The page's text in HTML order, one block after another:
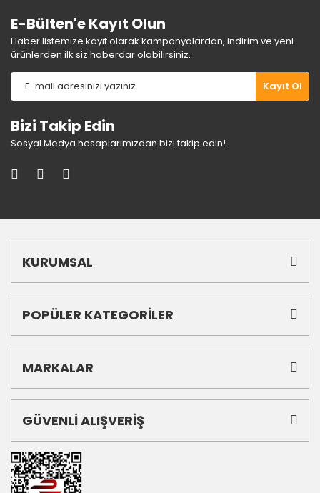
E-Bülten'e Kayıt Olun
Haber listemize kayıt olarak kampanyalardan, indirim ve yeni
ürünlerden ilk siz haberdar olabilirsiniz.
Kayıt Ol
Bizi Takip Edin
Sosyal Medya hesaplarımızdan bizi takip edin!
KURUMSAL
POPÜLER KATEGORİLER
MARKALAR
GÜVENLİ ALIŞVERİŞ